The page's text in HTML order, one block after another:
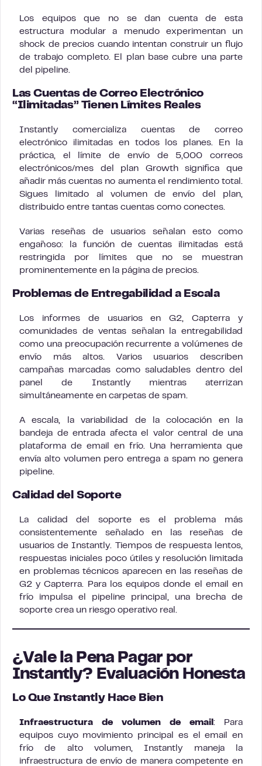
Los equipos que no se dan cuenta de esta
estructura modular a menudo experimentan un
shock de precios cuando intentan construir un flujo
de trabajo completo. El plan base cubre una parte
del pipeline.
Las Cuentas de Correo Electrónico
“Ilimitadas” Tienen Límites Reales
Instantly comercializa cuentas de correo
electrónico ilimitadas en todos los planes. En la
práctica, el límite de envío de 5,000 correos
electrónicos/mes del plan Growth significa que
añadir más cuentas no aumenta el rendimiento total.
Sigues limitado al volumen de envío del plan,
distribuido entre tantas cuentas como conectes.
Varias reseñas de usuarios señalan esto como
engañoso: la función de cuentas ilimitadas está
restringida por límites que no se muestran
prominentemente en la página de precios.
Problemas de Entregabilidad a Escala
Los informes de usuarios en G2, Capterra y
comunidades de ventas señalan la entregabilidad
como una preocupación recurrente a volúmenes de
envío más altos. Varios usuarios describen
campañas marcadas como saludables dentro del
panel de Instantly mientras aterrizan
simultáneamente en carpetas de spam.
A escala, la variabilidad de la colocación en la
bandeja de entrada afecta el valor central de una
plataforma de email en frío. Una herramienta que
envía alto volumen pero entrega a spam no genera
pipeline.
Calidad del Soporte
La calidad del soporte es el problema más
consistentemente señalado en las reseñas de
usuarios de Instantly. Tiempos de respuesta lentos,
respuestas iniciales poco útiles y resolución limitada
en problemas técnicos aparecen en las reseñas de
G2 y Capterra. Para los equipos donde el email en
frío impulsa el pipeline principal, una brecha de
soporte crea un riesgo operativo real.
¿Vale la Pena Pagar por
Instantly? Evaluación Honesta
Lo Que Instantly Hace Bien
Infraestructura de volumen de email : Para
equipos cuyo movimiento principal es el email en
frío de alto volumen, Instantly maneja la
infraestructura de envío de manera competente en